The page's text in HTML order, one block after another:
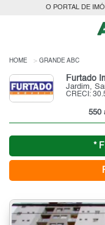
O PORTAL DE
HOME GRANDE ABC
Furtado
Jardim,
CRECI:
550
*